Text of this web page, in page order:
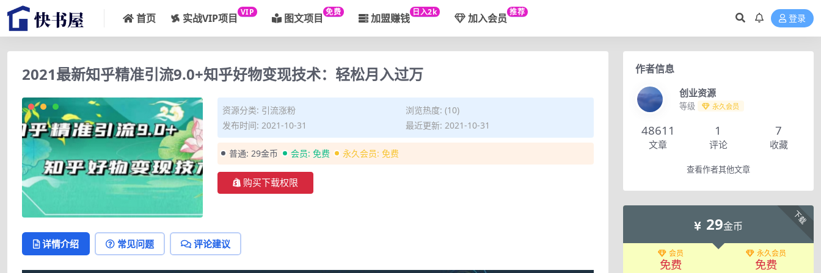
首页 实战VIP项目 VIP 图文项目 免费 加盟赚钱 日入2k 加入会员 推荐
登录
2021最新知乎精准引流9.0+知乎好物变现技术：轻松月入过万
资源分类: 引流涨粉
浏览热度: (10)
发布时间: 2021-10-31
最近更新: 2021-10-31
普通: 29金币 会员: 免费 永久会员: 免费
购买下载权限
详情介绍 常见问题 评论建议
作者信息
创业资源
等级 永久会员
48611
文章
1
评论
7
收藏
查看作者其他文章
下载
29金币
会员
免费
永久会员
免费